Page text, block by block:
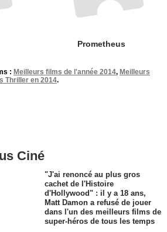
Prometheus
: Meilleurs films de l'année 2014, Meilleurs
Thriller en 2014.
Ciné
"J'ai renoncé au plus gros
cachet de l'Histoire
d'Hollywood" : il y a 18 ans,
Matt Damon a refusé de jouer
dans l'un des meilleurs films de
super-héros de tous les temps